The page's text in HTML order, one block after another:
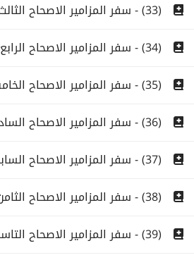
(33) - سفر المزامير الاصحاح الثالث والثلاثون
(34) - سفر المزامير الاصحاح الرابع والثلاثون
(35) - سفر المزامير الاصحاح الخامس والثلاثون
(36) - سفر المزامير الاصحاح السادس والثلاثون
(37) - سفر المزامير الاصحاح السابع والثلاثون
(38) - سفر المزامير الاصحاح الثامن والثلاثون
(39) - سفر المزامير الاصحاح التاسع والثلاثون